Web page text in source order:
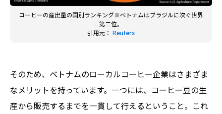
コーヒーの産出量の国別ランキング※ベトナムはブラジルに次ぐ世界
第二位。
引用元： Reuters
そのため、ベトナムのローカルコーヒー企業はさまざま
なメリットを持っています。一つには、コーヒー豆の生
産から販売するまでを一貫して行えるということ。これ